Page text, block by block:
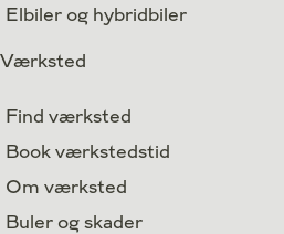
Elbiler og hybridbiler
Værksted
Find værksted
Book værkstedstid
Om værksted
Buler og skader